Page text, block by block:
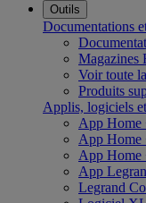
Outils
Documentations
Magazines
Voir toute
Produits
Applis, logiciels
App Home
App Home
App Home
App
Legrand